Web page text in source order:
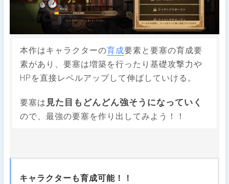
本作はキャラクターの育成要素と要塞の育成要
素があり、要塞は増築を行ったり基礎攻撃力や
HPを直接レベルアップして伸ばしていける。
要塞は 見た目もどんどん強そうになっていく
ので、最強の要塞を作り出してみよう！！
キャラクターも育成可能！！